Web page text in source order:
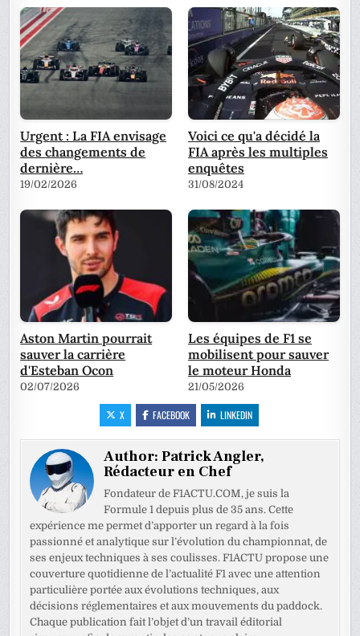
Urgent : La FIA envisage
des changements de
dernière…
19/02/2026
Voici ce qu'a décidé la
FIA après les multiples
enquêtes
31/08/2024
Aston Martin pourrait
sauver la carrière
d'Esteban Ocon
02/07/2026
Les équipes de F1 se
mobilisent pour sauver
le moteur Honda
21/05/2026
X FACEBOOK LINKEDIN
Author:Patrick Angler,
Rédacteur en Chef
Fondateur de F1ACTU.COM, je suis la
Formule 1 depuis plus de 35 ans. Cette
expérience me permet d’apporter un regard à la fois
passionné et analytique sur l’évolution du championnat, de
ses enjeux techniques à ses coulisses. F1ACTU propose une
couverture quotidienne de l’actualité F1 avec une attention
particulière portée aux évolutions techniques, aux
décisions réglementaires et aux mouvements du paddock.
Chaque publication fait l’objet d’un travail éditorial